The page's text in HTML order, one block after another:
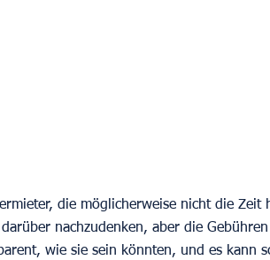
die möglicherweise nicht die
darüber nachzudenken, aber die
wie sie sein könnten, und es kann